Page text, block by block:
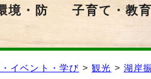
境・防
子育て・教育
イベント・学び >観光 >湖岸